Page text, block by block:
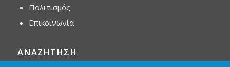
Πολιτισμός
Επικοινωνία
ΑΝΑΖΗΤΗΣΗ